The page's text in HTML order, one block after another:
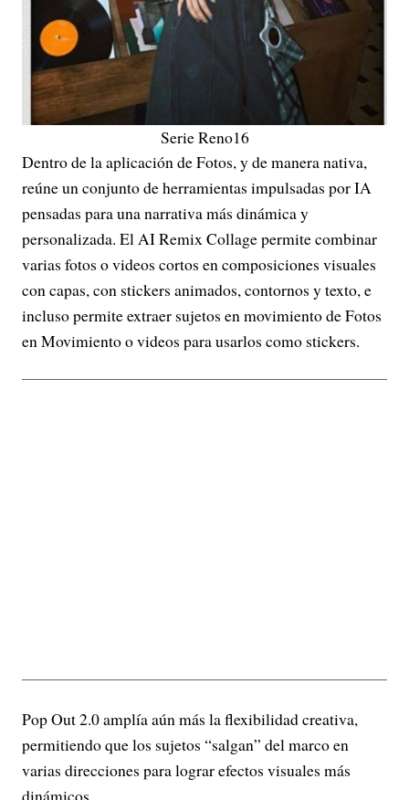
Serie Reno16
Dentro de la aplicación de Fotos, y de manera nativa,
reúne un conjunto de herramientas impulsadas por IA
pensadas para una narrativa más dinámica y
personalizada. El AI Remix Collage permite combinar
varias fotos o videos cortos en composiciones visuales
con capas, con stickers animados, contornos y texto, e
incluso permite extraer sujetos en movimiento de Fotos
en Movimiento o videos para usarlos como stickers.
Pop Out 2.0 amplía aún más la flexibilidad creativa,
permitiendo que los sujetos “salgan” del marco en
varias direcciones para lograr efectos visuales más
dinámicos.